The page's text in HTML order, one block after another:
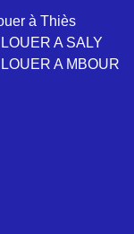
à Thiès
A SALY
A MBOUR